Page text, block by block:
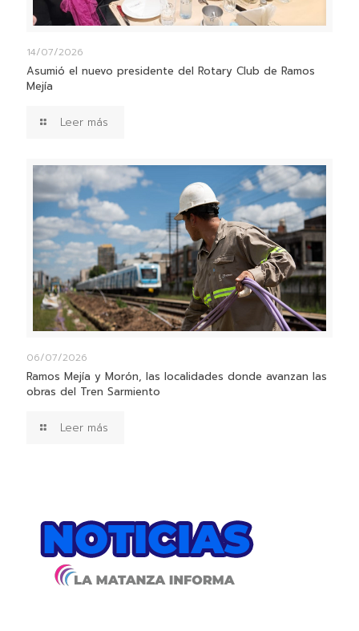
14/07/2026
Asumió el nuevo presidente del Rotary Club de Ramos
Mejía
Leer más
06/07/2026
Ramos Mejía y Morón, las localidades donde avanzan las
obras del Tren Sarmiento
Leer más